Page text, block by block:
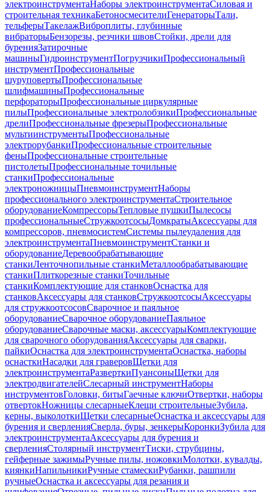
электроинструментаНаборы электроинструментаСиловая и
строительная техникаБетоносмесителиГенераторыТали,
тельферыТакелажВиброплиты, глубинные
вибраторыБензорезы, резчики швовСтойки, дрели для
буренияЗатирочные
машиныГидроинструментПогрузчикиПрофессиональный
инструментПрофессиональные
шуруповертыПрофессиональные
шлифмашиныПрофессиональные
перфораторыПрофессиональные циркулярные
пилыПрофессиональные электролобзикиПрофессиональные
дрелиПрофессиональные фрезерыПрофессиональные
мультиинструментыПрофессиональные
электрорубанкиПрофессиональные строительные
феныПрофессиональные строительные
пистолетыПрофессиональные точильные
станкиПрофессиональные
электроножницыПневмоинструментНаборы
профессионального электроинструментаСтроительное
оборудованиеКомпрессорыТепловые пушкиПылесосы
профессиональныеСтружкоотсосыДомкратыАксессуары для
компрессоров, пневмосистемСистемы пылеудаления для
электроинструментаПневмоинструментСтанки и
оборудованиеДеревообрабатывающие
станкиЛенточнопильные станкиМеталлообрабатывающие
станкиПлиткорезные станкиТочильные
станкиКомплектующие для станковОснастка для
станковАксессуары для станковСтружкоотсосыАксессуары
для стружкоотсосовСварочное и паяльное
оборудованиеСварочное оборудованиеПаяльное
оборудованиеСварочные маски, аксессуарыКомплектующие
для сварочного оборудованияАксессуары для сварки,
пайкиОснастка для электроинструментаОснастка, наборы
оснасткиНасадки для граверовЩетки для
электроинструментаРазверткиПуансоныЩетки для
электродвигателейСлесарный инструментНаборы
инструментовГоловки, битыГаечные ключиОтвертки, наборы
отвертокНожницы слесарныеКлещи строительныеЗубила,
керны, выколоткиЩетки слесарныеОснастка и аксессуары для
бурения и сверленияСверла, буры, зенкерыКоронкиЗубила для
электроинструментаАксессуары для бурения и
сверленияСтолярный инструментТиски, струбцины,
гейферные зажимыРучные пилы, ножовкиМолотки, кувалды,
киянкиНапильникиРучные стамескиРубанки, рашпили
ручныеОснастка и аксессуары для резания и